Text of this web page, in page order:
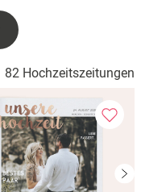
82 Hochzeitszeitungen